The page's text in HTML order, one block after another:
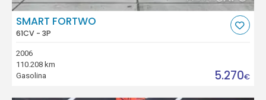
SMART FORTWO
61CV - 3P
2006
110.208 km
Gasolina
5.270€